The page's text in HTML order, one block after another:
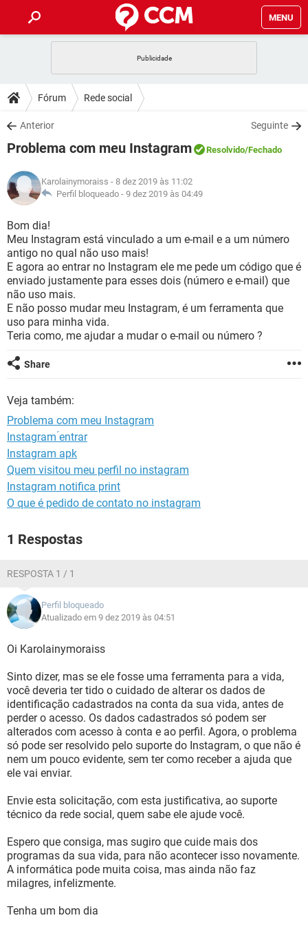
MENU
CELULAR
OUTLOOK
INSTAGRAM GMAIL
GUIA DE COMPRAS
DICAS
JOGOS
INSTAGRAM GMAIL
GUIA DE COMPRAS
DOWNLOADS
JOGOS WHATSAPP
CELULAR
OUTLOOK EXCEL
INSTAGRAM
GUIA DE COMPRAS
JOGOS WHATSAPP
CELULAR
OUTLOOK
INSTAGRAM
GUIA DE COMPRAS
GLOSSÁRIO
JOGOS
CELULAR FACEBOOK
OUTLOOK EXCEL
INSTAGRAM GMAIL
GUIA DE COMPRAS
Fórum Rede social
Anterior Seguinte
Problema com meu Instagram Resolvido/Fechado
Karolainymoraiss - 8 dez 2019 às 11:02
Perfil bloqueado - 9 dez 2019 às 04:49
Bom dia!
Meu Instagram está vinculado a um e-mail e a um número
antigo no qual não uso mais!
E agora ao entrar no Instagram ele me pede um código que é
enviado justamente para esses dois (número e e-mail) que
não uso mais.
E não posso mudar meu Instagram, é um ferramenta que
uso para minha vida.
Teria como, me ajudar a mudar o e-mail ou número ?
Share
Veja também:
Problema com meu Instagram
Instagram ́entrar
Instagram apk
Quem visitou meu perfil no instagram
Instagram notifica print
O que é pedido de contato no instagram
1 Respostas
RESPOSTA 1 / 1
Perfil bloqueado
Atualizado em 9 dez 2019 às 04:51
Oi Karolainymoraiss
Sinto dizer, mas se ele fosse uma ferramenta para a vida,
você deveria ter tido o cuidado de alterar os dados de
identificação cadastrados na conta da sua vida, antes de
perder o acesso. Os dados cadastrados só podem ser
alterados com acesso à conta e ao perfil. Agora, o problema
só pode ser resolvido pelo suporte do Instagram, o que não é
nem um pouco evidente, sem ter como receber a ajuda que
ele vai enviar.
Envie esta solicitação, com esta justificativa, ao suporte
técnico da rede social, quem sabe ele ajude você.
Espero que consiga, mas sugiro que cuide mais dos
programas da sua vida, para não acontecer isso novamente.
A informática pode muita coisa, mas ainda não faz
milagres, infelizmente.
Tenha um bom dia